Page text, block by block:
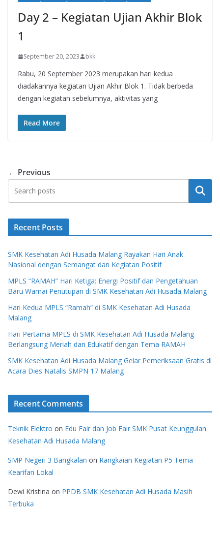
Day 2 – Kegiatan Ujian Akhir Blok
1
September 20, 2023 bkk
Rabu, 20 September 2023 merupakan hari kedua
diadakannya kegiatan Ujian Akhir Blok 1. Tidak berbeda
dengan kegiatan sebelumnya, aktivitas yang
Read More
← Previous
Search
Recent Posts
SMK Kesehatan Adi Husada Malang Rayakan Hari Anak
Nasional dengan Semangat dan Kegiatan Positif
MPLS “RAMAH” Hari Ketiga: Energi Positif dan Pengetahuan
Baru Warnai Penutupan di SMK Kesehatan Adi Husada Malang
Hari Kedua MPLS “Ramah” di SMK Kesehatan Adi Husada
Malang
Hari Pertama MPLS di SMK Kesehatan Adi Husada Malang
Berlangsung Meriah dan Edukatif dengan Tema RAMAH
SMK Kesehatan Adi Husada Malang Gelar Pemeriksaan Gratis di
Acara Dies Natalis SMPN 17 Malang
Recent Comments
Teknik Elektro on Edu Fair dan Job Fair SMK Pusat Keunggulan
Kesehatan Adi Husada Malang
SMP Negeri 3 Bangkalan on Rangkaian Kegiatan P5 Tema
Kearifan Lokal
Dewi Kristina on PPDB SMK Kesehatan Adi Husada Masih
Terbuka